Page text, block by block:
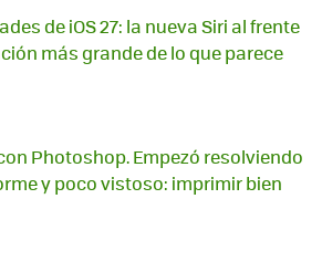
de iOS 27: la nueva Siri al frente
más grande de lo que parece
Photoshop. Empezó resolviendo
y poco vistoso: imprimir bien